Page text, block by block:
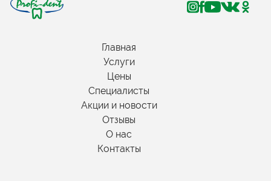
Главная
Услуги
Цены
Специалисты
Акции и новости
Отзывы
О нас
Контакты